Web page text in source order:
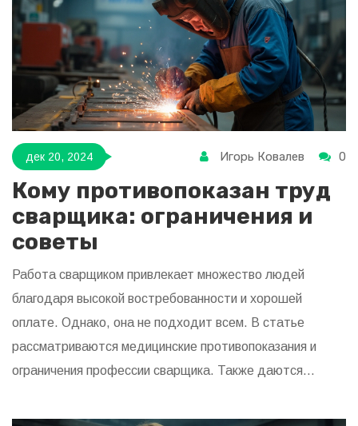
дек 20, 2024 Игорь Ковалев 0
Кому противопоказан труд
сварщика: ограничения и
советы
Работа сварщиком привлекает множество людей
благодаря высокой востребованности и хорошей
оплате. Однако, она не подходит всем. В статье
рассматриваются медицинские противопоказания и
ограничения профессии сварщика. Также даются
защитить здоровье. Подробно разбирается, кому